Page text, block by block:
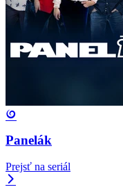
Panelák
Prejsť na seriál